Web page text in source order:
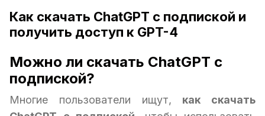
Как скачать ChatGPT с подпиской и
получить доступ к GPT-4
Можно ли скачать ChatGPT с
подпиской?
Многие пользователи ищут, как скачать